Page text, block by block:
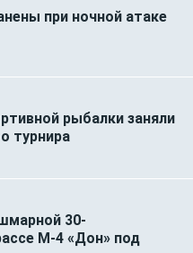
при ночной атаке
рыбалки заняли
турнира
30-
М-4 «Дон» под